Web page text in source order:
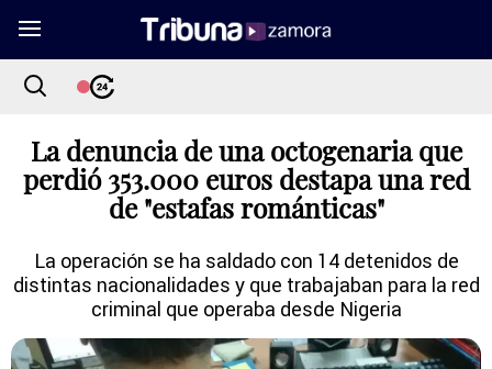
La denuncia de una octogenaria que
perdió 353.000 euros destapa una red
de "estafas románticas"
La operación se ha saldado con 14 detenidos de
distintas nacionalidades y que trabajaban para la red
criminal que operaba desde Nigeria